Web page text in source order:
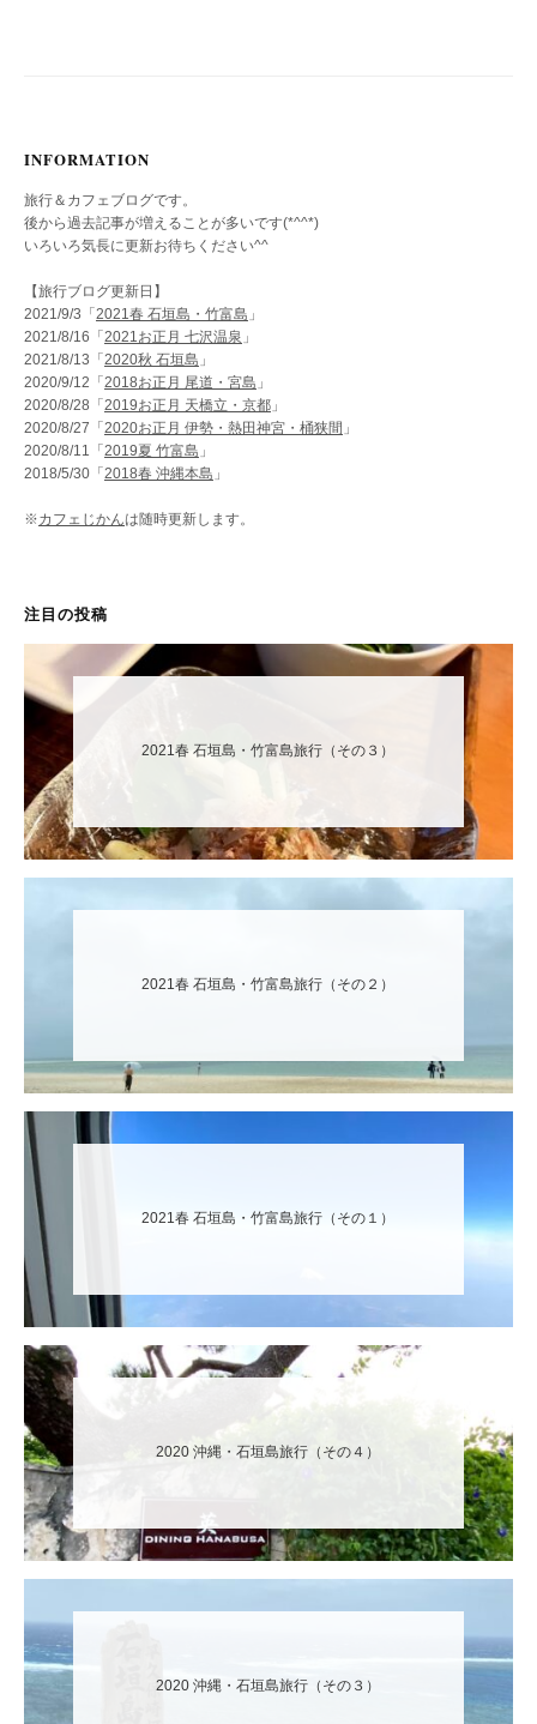
INFORMATION
旅行＆カフェブログです。
後から過去記事が増えることが多いです(*^^*)
いろいろ気長に更新お待ちください^^
【旅行ブログ更新日】
2021/9/3「2021春 石垣島・竹富島 」
2021/8/16「2021お正月 七沢温泉 」
2021/8/13「2020秋 石垣島 」
2020/9/12「2018お正月 尾道・宮島 」
2020/8/28「2019お正月 天橋立・京都 」
2020/8/27「2020お正月 伊勢・熱田神宮・桶狭間 」
2020/8/11「2019夏 竹富島 」
2018/5/30「2018春 沖縄本島 」
※カフェじかんは随時更新します。
注目の投稿
2021春 石垣島・竹富島旅行（その３）
2021春 石垣島・竹富島旅行（その２）
2021春 石垣島・竹富島旅行（その１）
2020 沖縄・石垣島旅行（その４）
2020 沖縄・石垣島旅行（その３）